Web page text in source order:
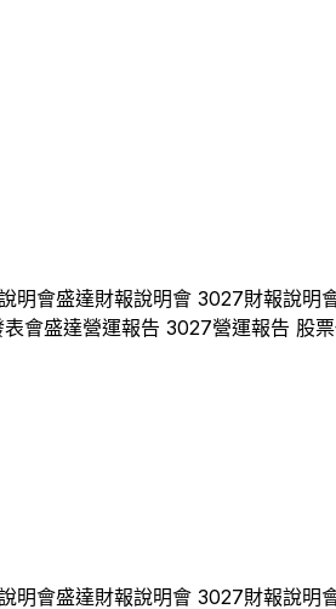
明會盛達財報說明會 3027財報說明
表會盛達營運報告 3027營運報告 股
明會盛達財報說明會 3027財報說明